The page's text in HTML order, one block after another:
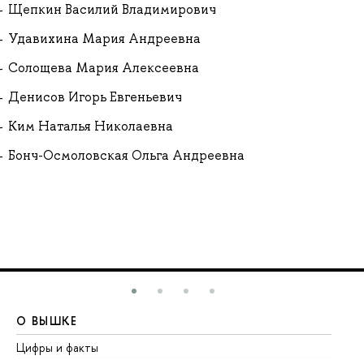
Щепкин Василий Владимирович
Удавихина Мария Андреевна
Солощева Мария Алексеевна
Денисов Игорь Евгеньевич
Ким Наталья Николаевна
Бонч-Осмоловская Ольга Андреевна
О ВЫШКЕ
Цифры и факты